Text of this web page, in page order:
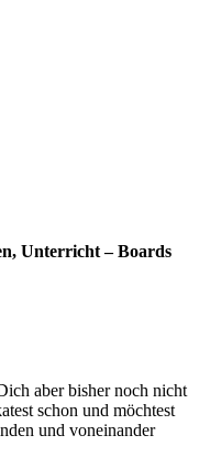
Unterricht – Boards
aber bisher noch nicht
schon und möchtest
und voneinander